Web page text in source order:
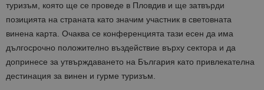
туризъм, която ще се проведе в Пловдив и ще затвърди
позицията на страната като значим участник в световната
винена карта. Очаква се конференцията тази есен да има
дългосрочно положително въздействие върху сектора и да
допринесе за утвърждаването на България като привлекателна
дестинация за винен и гурме туризъм.